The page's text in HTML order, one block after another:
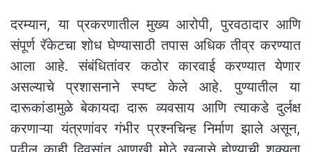
दरम्यान, या प्रकरणातील मुख्य आरोपी, पुरवठादार आणि
संपूर्ण रॅकेटचा शोध घेण्यासाठी तपास अधिक तीव्र करण्यात
आला आहे. संबंधितांवर कठोर कारवाई करण्यात येणार
असल्याचे प्रशासनाने स्पष्ट केले आहे. पुण्यातील या
दारूकांडामुळे बेकायदा दारू व्यवसाय आणि त्याकडे दुर्लक्ष
करणाऱ्या यंत्रणांवर गंभीर प्रश्नचिन्ह निर्माण झाले असून,